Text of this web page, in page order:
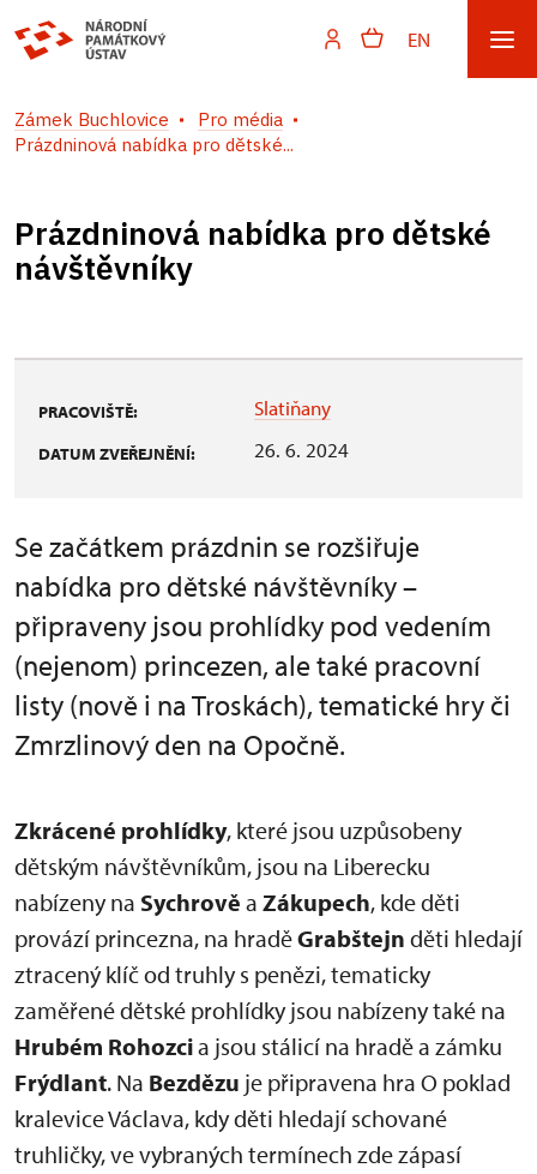
EN
Zámek Buchlovice
Pro média
Prázdninová nabídka pro dětské...
Prázdninová nabídka pro dětské
návštěvníky
PRACOVIŠTĚ: Slatiňany
DATUM ZVEŘEJNĚNÍ: 26. 6. 2024
Se začátkem prázdnin se rozšiřuje
nabídka pro dětské návštěvníky –
připraveny jsou prohlídky pod vedením
(nejenom) princezen, ale také pracovní
listy (nově i na Troskách), tematické hry či
Zmrzlinový den na Opočně.
Zkrácené prohlídky, které jsou uzpůsobeny
dětským návštěvníkům, jsou na Liberecku
nabízeny na Sychrově a Zákupech, kde děti
provází princezna, na hraděGrabštejn děti hledají
ztracený klíč od truhly s penězi, tematicky
zaměřené dětské prohlídky jsou nabízeny také na
Hrubém Rohozcia jsou stálicí na hradě a zámku
Frýdlant. Na Bezdězu je připravena hra O poklad
kralevice Václava, kdy děti hledají schované
truhličky, ve vybraných termínech zde zápasí